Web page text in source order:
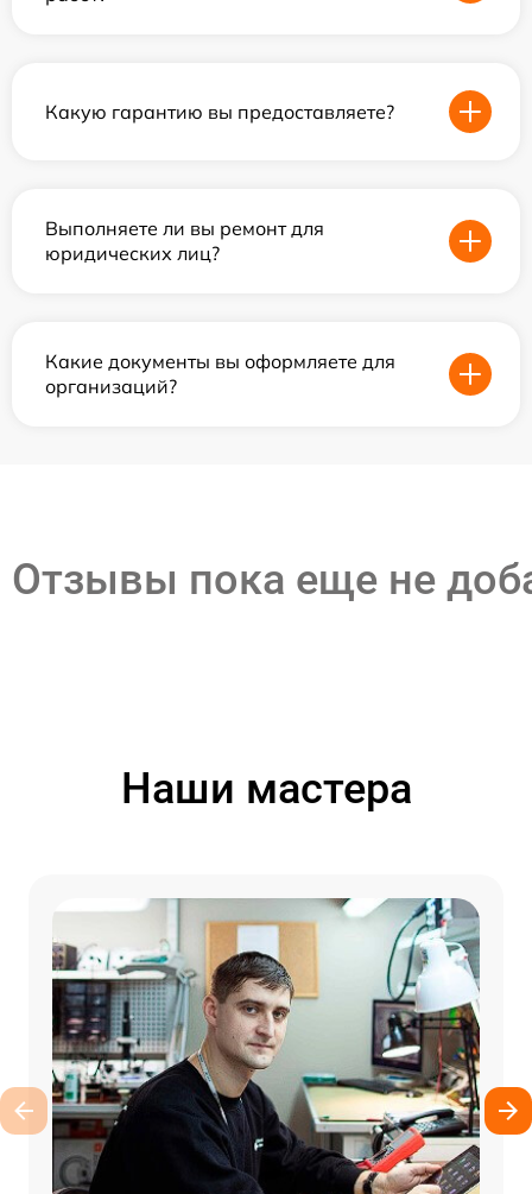
Какую гарантию вы предоставляете?
Выполняете ли вы ремонт для
юридических лиц?
Какие документы вы оформляете для
организаций?
Отзывы пока еще не
Наши мастера